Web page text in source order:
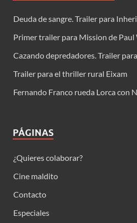
Deuda de sangre. Trailer para
Primer trailer para Mission de
Cazando depredadores. Trailer
Trailer para el thriller rural Eixam
Fernando Franco rueda Lorca con
PÁGINAS
¿Quieres colaborar?
Cine maldito
Contacto
Especiales